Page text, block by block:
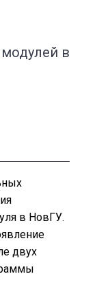
в
в НовГУ.
двух